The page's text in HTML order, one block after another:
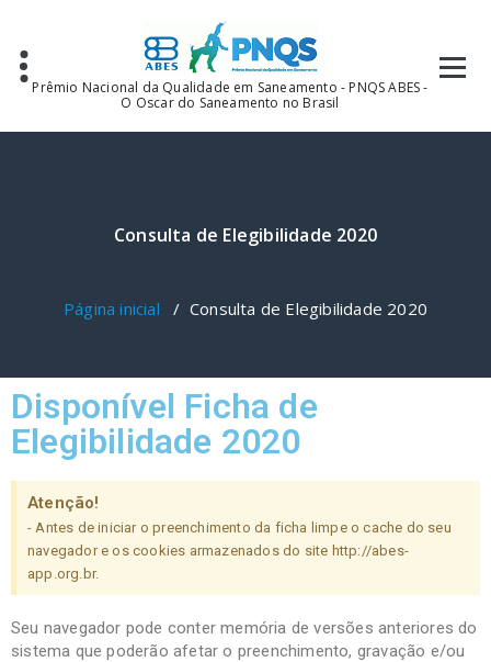
Prêmio Nacional da Qualidade em Saneamento - PNQS ABES -
O Oscar do Saneamento no Brasil
Consulta de Elegibilidade 2020
Página inicial / Consulta de Elegibilidade 2020
Disponível Ficha de
Elegibilidade 2020
Atenção!
- Antes de iniciar o preenchimento da ficha limpe o cache do seu
navegador e os cookies armazenados do site http://abes-
app.org.br.
Seu navegador pode conter memória de versões anteriores do
sistema que poderão afetar o preenchimento, gravação e/ou